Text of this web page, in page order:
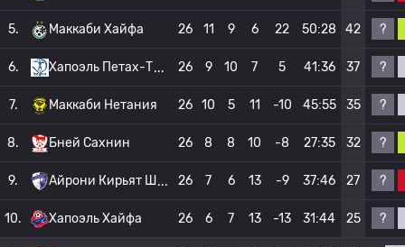
5. Маккаби Хайфа 26 11 9 6 22 50:28 42 ?
6. Хапоэль Петах-Т 26 9 10 7 5 41:36 37 ?
7. Маккаби Нетания 26 10 5 11 -10 45:55 35 ?
8. Бней Сахнин 26 8 8 10 -8 27:35 32 ?
9. Айрони Кирьят Ш 26 7 6 13 -9 37:46 27 ?
10. Хапоэль Хайфа 26 6 7 13 -13 31:44 25 ?